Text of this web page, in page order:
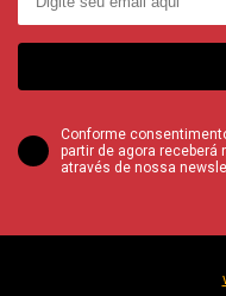
Conforme
partir de agora
através de nossa